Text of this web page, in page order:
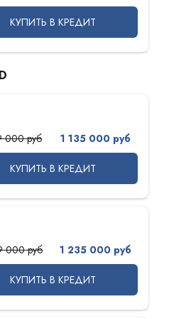
КУПИТЬ В КРЕДИТ
000 руб 1 135 000 руб
КУПИТЬ В КРЕДИТ
000 руб 1 235 000 руб
КУПИТЬ В КРЕДИТ